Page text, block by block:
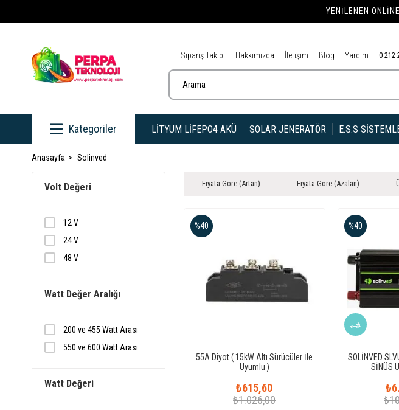
YENILENEN
Sipariş Takibi Hakkımızda İletişim Blog Yardım 0 212
LITYUM LIFEPO4 AKÜ SOLAR JENERATÖR E.S.S
Kategoriler
Anasayfa Solinved
Volt Değeri
12 V
24 V
48 V
Watt Değer Aralığı
200 ve 455 Watt Arası
550 ve 600 Watt Arası
Watt Değeri
Fiyata Göre (Artan) Fiyata Göre (Azalan)
55A Diyot ( 15kW Altı Sürücüler İle
Uyumlu )
₺615,60
₺1.026,00
%40
SOLİNVED
SİNÜS
%40